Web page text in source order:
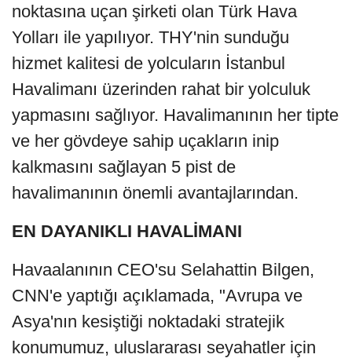
noktasına uçan şirketi olan Türk Hava
Yolları ile yapılıyor. THY'nin sunduğu
hizmet kalitesi de yolcuların İstanbul
Havalimanı üzerinden rahat bir yolculuk
yapmasını sağlıyor. Havalimanının her tipte
ve her gövdeye sahip uçakların inip
kalkmasını sağlayan 5 pist de
havalimanının önemli avantajlarından.
EN DAYANIKLI HAVALİMANI
Havaalanının CEO'su Selahattin Bilgen,
CNN'e yaptığı açıklamada, "Avrupa ve
Asya'nın kesiştiği noktadaki stratejik
konumumuz, uluslararası seyahatler için